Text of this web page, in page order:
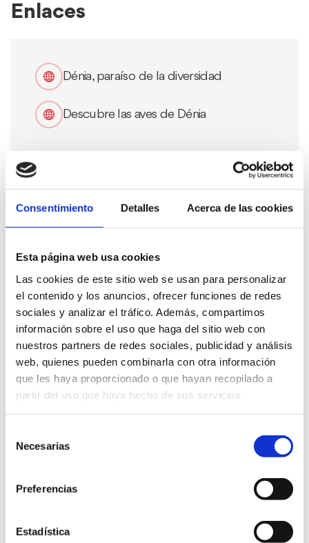
Consentimiento Detalles Acerca de las cookies
Esta página web usa cookies
Las cookies de este sitio web se usan para personalizar
el contenido y los anuncios, ofrecer funciones de redes
sociales y analizar el tráfico. Además, compartimos
información sobre el uso que haga del sitio web con
nuestros partners de redes sociales, publicidad y análisis
web, quienes pueden combinarla con otra información
que les haya proporcionado o que hayan recopilado a
partir del uso que haya hecho de sus servicios.
Necesarias
Preferencias
Estadística
Enlaces
Dénia, paraíso de la diversidad
Descubre las aves de Dénia